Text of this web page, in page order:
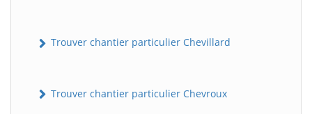
Trouver chantier particulier Chevillard
Trouver chantier particulier Chevroux